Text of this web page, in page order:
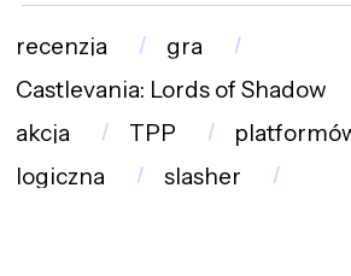
recenzja
gra
Castlevania: Lords of Shadow
akcja
TPP
logiczna
slasher